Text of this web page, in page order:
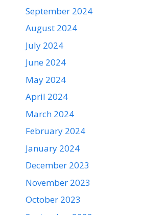
September 2024
August 2024
July 2024
June 2024
May 2024
April 2024
March 2024
February 2024
January 2024
December 2023
November 2023
October 2023